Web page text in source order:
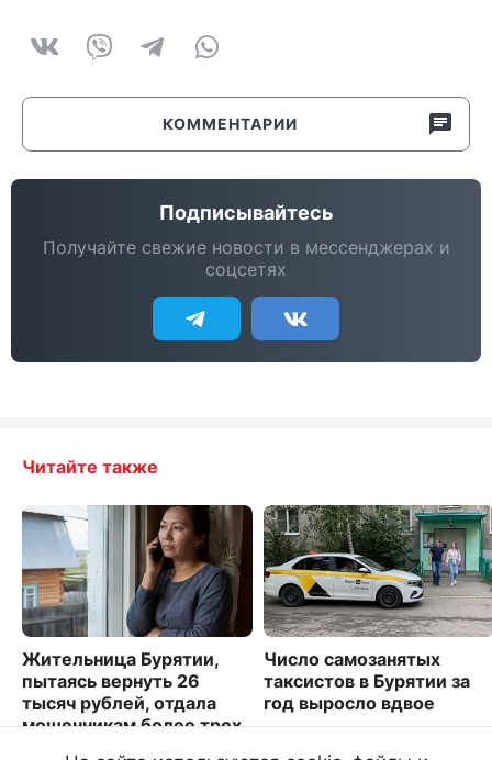
КОММЕНТАРИИ
Подписывайтесь
Получайте свежие новости в мессенджерах и
соцсетях
Читайте также
Жительница Бурятии,
пытаясь вернуть 26
тысяч рублей, отдала
мошенникам более трех
Число самозанятых
таксистов в Бурятии за
год выросло вдвое